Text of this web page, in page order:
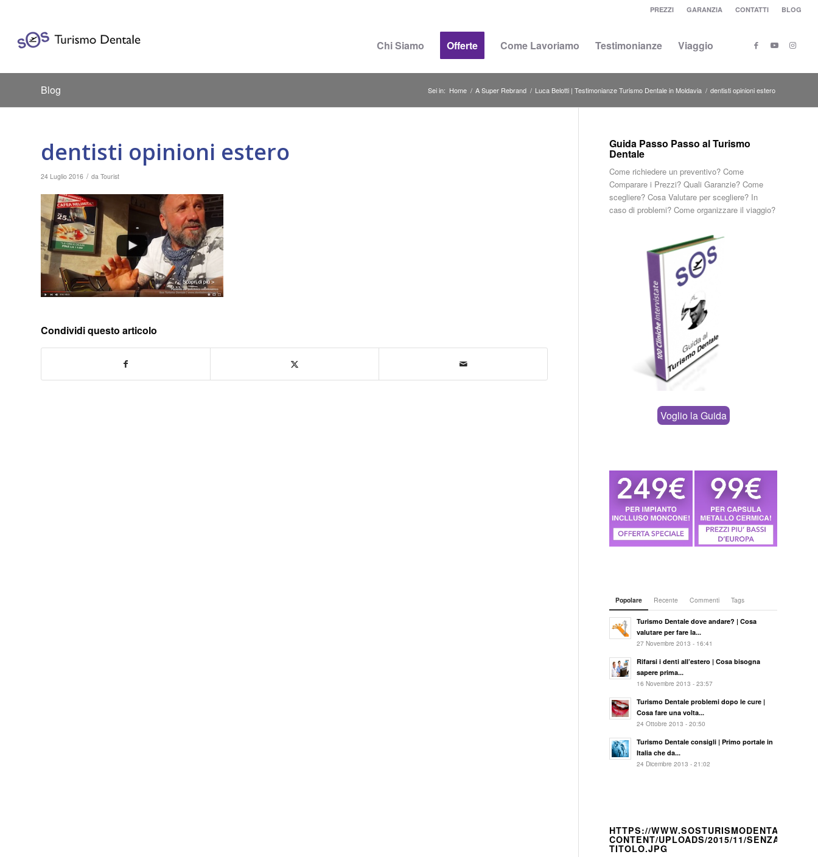
PREZZI GARANZIA CONTATTI BLOG
Chi Siamo Offerte Come Lavoriamo Testimonianze Viaggio
Blog Sei in: Home / A Super Rebrand / Luca Belotti | Testimonianze Turismo Dentale in Moldavia / dentisti opinioni estero
dentisti opinioni estero
24 Luglio 2016 / da Tourist
Condividi questo articolo
Guida Passo Passo al Turismo
Dentale
Come richiedere un preventivo? Come
Comparare i Prezzi? Quali Garanzie? Come
scegliere? Cosa Valutare per scegliere? In
caso di problemi? Come organizzare il viaggio?
Voglio la Guida
Popolare Recente Commenti Tags
Turismo Dentale dove andare? | Cosa
valutare per fare la...
27 Novembre 2013 - 16:41
Rifarsi i denti all’estero | Cosa bisogna
sapere prima...
16 Novembre 2013 - 23:57
Turismo Dentale problemi dopo le cure |
Cosa fare una volta...
24 Ottobre 2013 - 20:50
Turismo Dentale consigli | Primo portale in
Italia che da...
24 Dicembre 2013 - 21:02
HTTPS://WWW.SOSTURISMODENTALE.IT/
CONTENT/UPLOADS/2015/11/SENZA-
TITOLO.JPG